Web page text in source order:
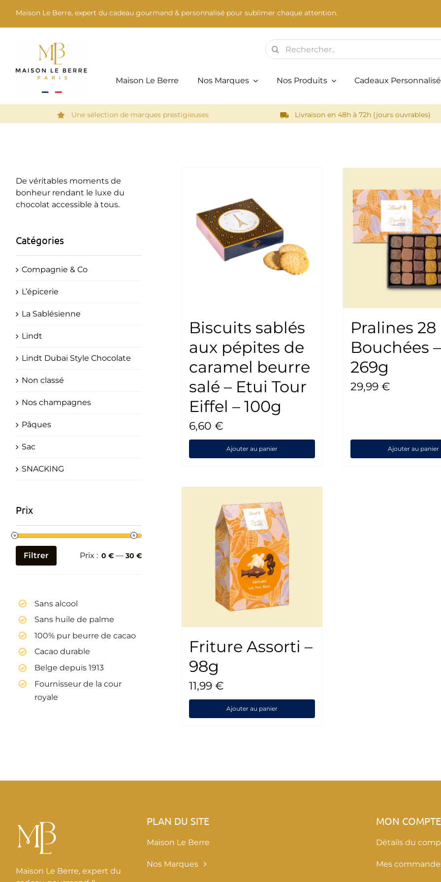
contenu
Maison Le Berre, expert du cadeau gourmand & personnalisé pour sublimer chaque attention.
Rechercher:
Maison Le Berre Nos Marques Nos Produits Cadeaux
Une sélection de marques prestigieuses Livraison en 48h à 72h (jours ouvrables)
Biscuits sablés
aux pépites de
caramel beurre
salé – Etui Tour
Eiffel – 100g
6,60 €
Ajouter au panier
Pralines 28
Bouchées –
269g
29,99 €
Ajouter au panier
Friture Assorti –
98g
11,99 €
Ajouter au panier
De véritables moments de
bonheur rendant le luxe du
chocolat accessible à tous.
Catégories
Compagnie & Co
L’épicerie
La Sablésienne
Lindt
Lindt Dubai Style Chocolate
Non classé
Nos champagnes
Pâques
Sac
SNACKING
Prix
Prix
Prix
Filtrer Prix : 0 € — 30 €
Sans alcool
Sans huile de palme
100% pur beurre de cacao
Cacao durable
Belge depuis 1913
Fournisseur de la cour
royale
Maison Le Berre, expert du
PLAN DU SITE
Maison Le Berre
Nos Marques
MON COMPTE
Détails du
Mes